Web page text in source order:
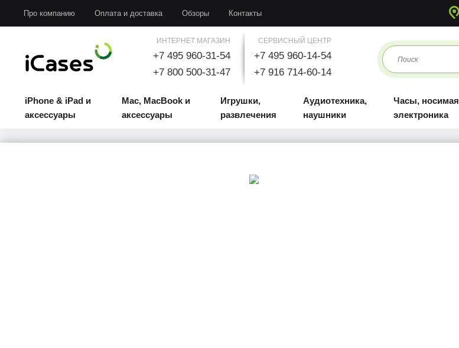
Про компанию Оплата и доставка Обзоры Контакты
ИНТЕРНЕТ МАГАЗИН
+7 495 960-31-54
+7 800 500-31-47
СЕРВИСНЫЙ ЦЕНТР
+7 495 960-14-54
+7 916 714-60-14
iPhone & iPad и
аксессуары
Mac, MacBook и
аксессуары
Игрушки,
развлечения
Аудиотехника,
наушники
Часы, носимая
электроника